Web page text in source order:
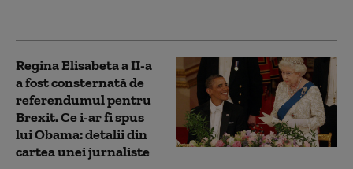
Regina Elisabeta a II-a
a fost consternată de
referendumul pentru
Brexit. Ce i-ar fi spus
lui Obama: detalii din
cartea unei jurnaliste